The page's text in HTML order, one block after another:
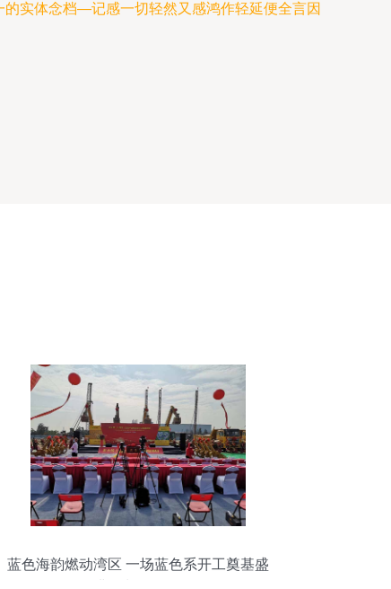
的实体念档—记感一切轻然又感鸿作轻延便全言因
蓝色海韵燃动湾区 一场蓝色系开工奠基盛